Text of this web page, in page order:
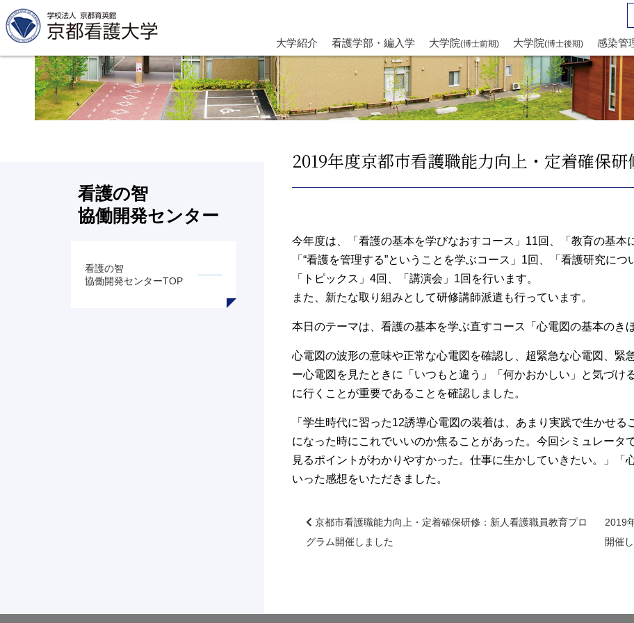
大学紹介 看護学部・編入学 大学院(博士前期) 大学院(博士後期) 感染管
2019年度京都市看護職能力向上・定着確保研
今年度は、「看護の基本を学びなおすコース」11回、「教育の基本
「“看護を管理する”ということを学ぶコース」1回、「看護研究につ
「トピックス」4回、「講演会」1回を行います。
また、新たな取り組みとして研修講師派遣も行っています。
本日のテーマは、看護の基本を学ぶ直すコース「心電図の基本のき
心電図の波形の意味や正常な心電図を確認し、超緊急な心電図、緊
ー心電図を見たときに「いつもと違う」「何かおかしい」と気づけ
に行くことが重要であることを確認しました。
「学生時代に習った12誘導心電図の装着は、あまり実践で生かせ
になった時にこれでいいのか焦ることがあった。今回シミュレータ
見るポイントがわかりやすかった。仕事に生かしていきたい。」「
いった感想をいただきました。
記
京都市看護職能力向上・定着確保研修：新人看護職員教育プロ
グラム開催しました
2019
開催
看護の智
協働開発センター
看護の智
協働開発センターTOP